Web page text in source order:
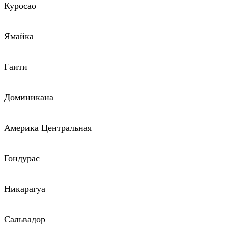
Куросао
Ямайка
Гаити
Доминикана
Америка Центральная
Гондурас
Никарагуа
Сальвадор